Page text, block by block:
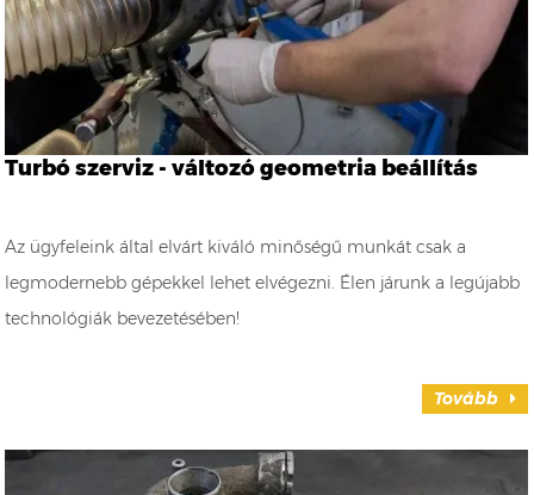
Turbó szerviz - változó geometria beállítás
Az ügyfeleink által elvárt kiváló minőségű munkát csak a
legmodernebb gépekkel lehet elvégezni. Élen járunk a legújabb
technológiák bevezetésében!
Tovább